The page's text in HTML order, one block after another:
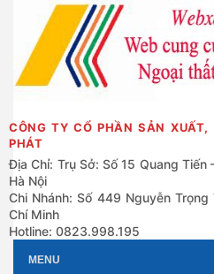
CÔNG TY CỔ PHẦN SẢN
PHÁT
Địa Chỉ: Trụ Sở: Số 15 Quang
Hà Nội
Chi Nhánh: Số 449 Nguyễn Trọng
Chí Minh
Hotline: 0823.998.195
MENU